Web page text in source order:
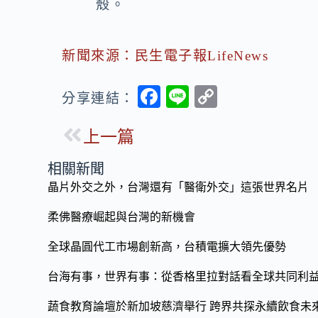
殼。
新聞來源：民生電子報LifeNews
分享連結：
F
o
o
Li
Li
上一篇
相關新聞
晶片外交之外，台灣還有「醫衛外交」這張世界名片
柔佛醫療崛起與台灣的新機會
全球晶圓代工市場創新高，台積電擴大領先優勢
台海有事，世界有事：從香格里拉對話看全球共同利
蔬食教育論壇於新加坡慈濟舉行 跨界共探永續飲食未